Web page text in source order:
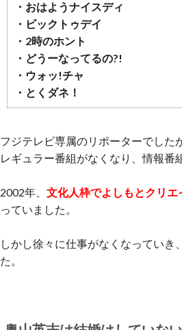
・おはようナイスディ
・ビックトゥデイ
・2時のホント
・どうーなってるの?!
・ウォッ!チャ
・とくダネ！
フジテレビ専属のリポーターでした
レギュラー番組がなくなり、情報番
2002年、 文化人枠でよしもとクリ
っていました。
しかし徐々に仕事がなくなってい
た。